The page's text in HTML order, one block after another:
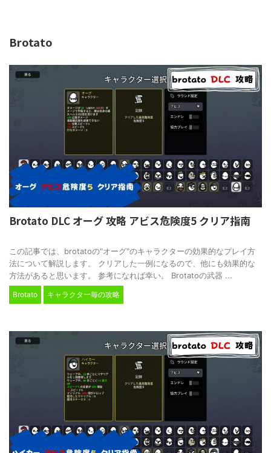
Brotato
Brotato DLC オーグ 攻略 アビス危険度5 クリア指南
この記事では、brotatoの"オーグ"のキャラクターの効果的なプレイ方
法について解説します。 クリアした一例になるので、他にも効果的な
方法があると思います。 参考になれば幸い。 Brotatoの武器 ...
Brotato キャラクター毎の攻略